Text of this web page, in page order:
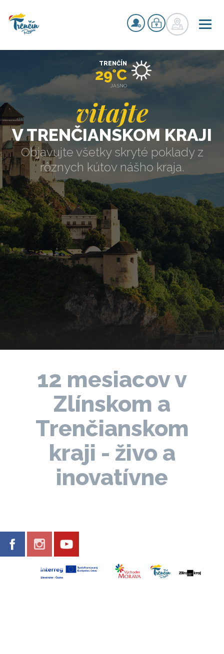
vitajte
V TRENČIANSKOM KRAJI
Objavujte všetky skryté poklady z
rôznych kútov nášho kraja.
TRENČÍN
29°C
JASNO
12 mesiacov v
Zlínskom a
Trenčianskom
kraji - živo a
inovatívne